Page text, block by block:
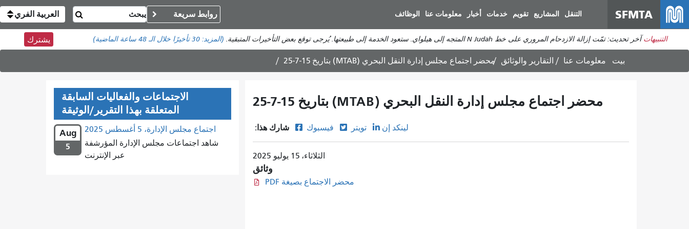
المحتوى
الرئيسي
SFMTA التنقل المشاريع تقويم خدمات أخبار معلومات عنا الوظائف روابط سريعة العربية الفري
التنبيهات آخر تحديث: تمّت إزالة الازدحام المروري على خط N Judah المتجه إلى هيلواي. ستعود الخدمة إلى طبيعتها. يُرجى توقع بعض التأخيرات المتبقية. (المزيد:30 تأخيرًا خلال الـ 48 ساعة الماضية) يشترك
بيت معلومات عنا التقارير والوثائق محضر اجتماع مجلس إدارة النقل البحري (MTAB) بتاريخ 15-7-25
محضر اجتماع مجلس إدارة النقل البحري (MTAB) بتاريخ 15-7-25
شارك هذا: فيسبوك تويتر لينكد إن
الثلاثاء، 15 يوليو 2025
وثائق
محضر الاجتماع بصيغة PDF
الاجتماعات والفعاليات السابقة
المتعلقة بهذا التقرير/الوثيقة
Aug
5
اجتماع مجلس الإدارة، 5 أغسطس 2025
شاهد اجتماعات مجلس الإدارة المؤرشفة
عبر الإنترنت